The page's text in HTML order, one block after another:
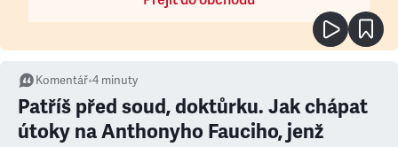
Komentář•4 minuty
Patříš před soud, doktůrku. Jak chápat
útoky na Anthonyho Fauciho, jenž